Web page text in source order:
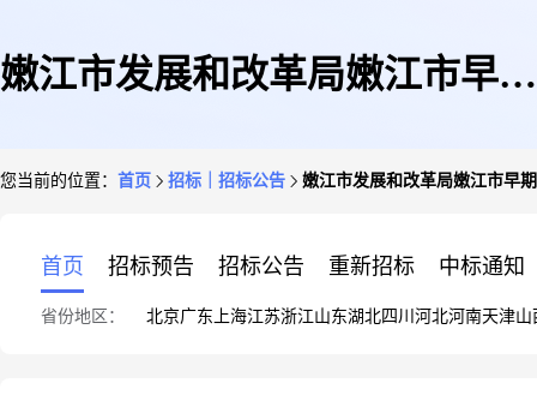
嫩江市发展和改革局嫩江市早期
您当前的位置： 首页 招标｜招标公告 嫩江市发展和改革局嫩江市早
首页 招标预告 招标公告 重新招标 中标通知
省份地区： 北京广东 上海江苏浙江山东湖北四川 河北河南天津山